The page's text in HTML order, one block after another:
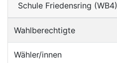
Schule Friedensring (WB4)
Wahlberechtigte
Wähler/innen